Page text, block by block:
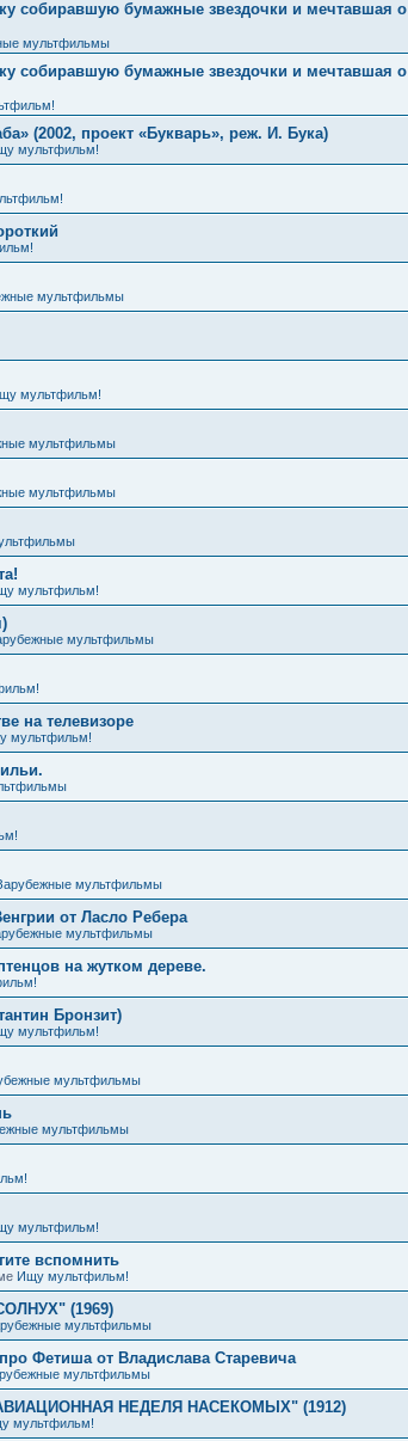
собиравшую бумажные звездочки и мечтавшая о
мультфильмы
собиравшую бумажные звездочки и мечтавшая о
(2002, проект «Букварь», реж. И. Бука)
мультфильм!
мультфильмы
мультфильм!
мультфильмы
мультфильмы
мультфильм!
мультфильмы
на телевизоре
мультфильм!
мультфильмы
от Ласло Ребера
мультфильмы
на жутком дереве.
Бронзит)
мультфильм!
мультфильмы
мультфильмы
мультфильм!
вспомнить
Ищу мультфильм!
(1969)
мультфильмы
Фетиша от Владислава Старевича
мультфильмы
НЕДЕЛЯ НАСЕКОМЫХ" (1912)
мультфильм!